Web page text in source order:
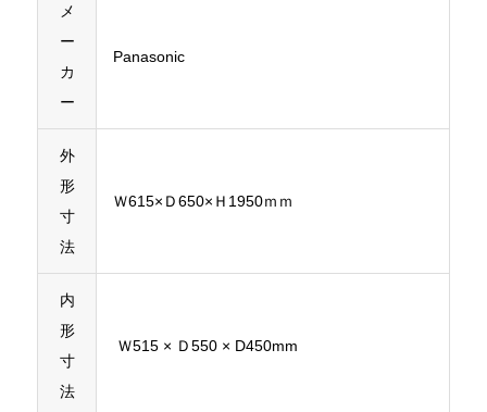
メ
ー
カ
ー
Panasonic
外
形
寸
法
Ｗ615×Ｄ650×Ｈ1950ｍｍ
内
形
寸
法
Ｗ515 × Ｄ550 × D450mm